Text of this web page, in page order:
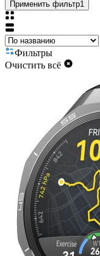
Применить фильтр1
Фильтры
Очистить всё